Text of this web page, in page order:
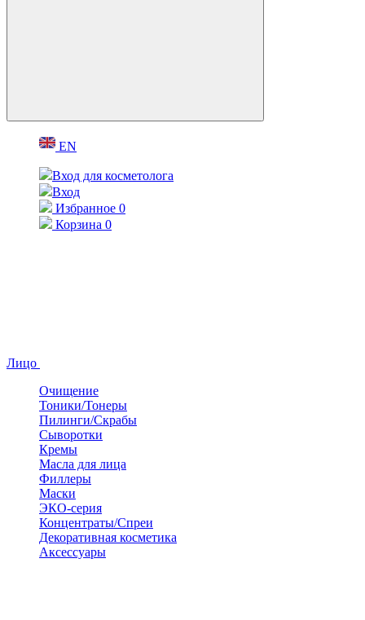
EN
Вход для косметолога
Вход
Избранное 0
Корзина 0
Лицо
Очищение
Тоники/Тонеры
Пилинги/Скрабы
Сыворотки
Кремы
Масла для лица
Филлеры
Маски
ЭКО-серия
Концентраты/Спреи
Декоративная косметика
Аксессуары